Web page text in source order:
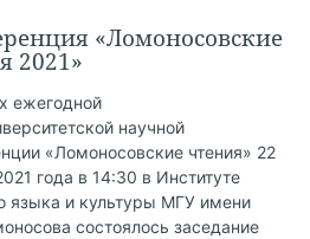
«Ломоносовские
2021»
ежегодной
научной
«Ломоносовские чтения» 22
года в 14:30 в Институте
языка и культуры МГУ имени
состоялось заседание